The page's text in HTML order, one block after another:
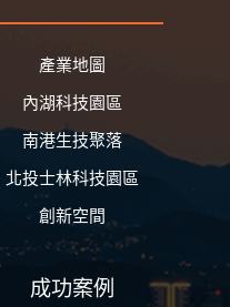
產業地圖
內湖科技園區
南港生技聚落
北投士林科技園區
創新空間
成功案例